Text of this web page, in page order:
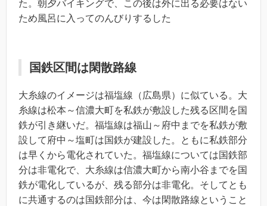
た。朝夕バイキングで、この後は外に出る必要はない
ため風呂に入ってのんびりするした
国鉄区間は閑散路線
大糸線のイメージは福塩線（広島県）に似ている。大
糸線は松本～信濃大町を私鉄が敷設した残る区間を国
鉄が引き継いだ。福塩線は福山～府中までを私鉄が敷
設して府中～塩町は国鉄が建設した。ともに私鉄部分
は早くから電化されていた。福塩線については国鉄部
分は非電化で、大糸線は信濃大町から南小谷までを国
鉄が電化しているが、残る部分は非電化。そしてとも
に共通するのは国鉄部分は、今は閑散路線ということ